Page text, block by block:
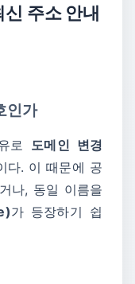
주소 안내
인가
로 도메인 변경
다. 이 때문에 공
나, 동일 이름을
가 등장하기 쉽